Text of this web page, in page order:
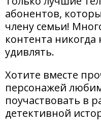
абонентов,
члену семьи!
контента никогда
удивлять.
Хотите вместе
персонажей
поучаствовать в
детективной